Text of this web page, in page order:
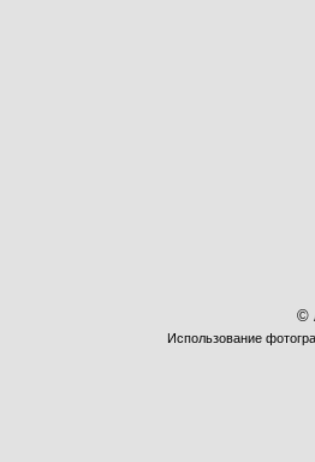
©
Использование